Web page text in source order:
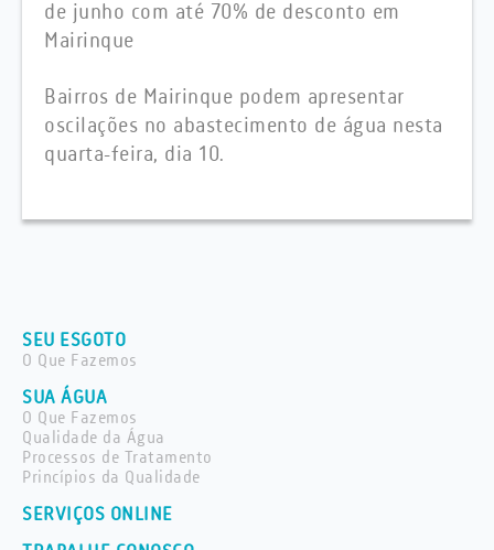
de junho com até 70% de desconto em
Mairinque
Bairros de Mairinque podem apresentar
oscilações no abastecimento de água nesta
quarta-feira, dia 10.
SEU ESGOTO
O Que Fazemos
SUA ÁGUA
O Que Fazemos
Qualidade da Água
Processos de Tratamento
Princípios da Qualidade
SERVIÇOS ONLINE